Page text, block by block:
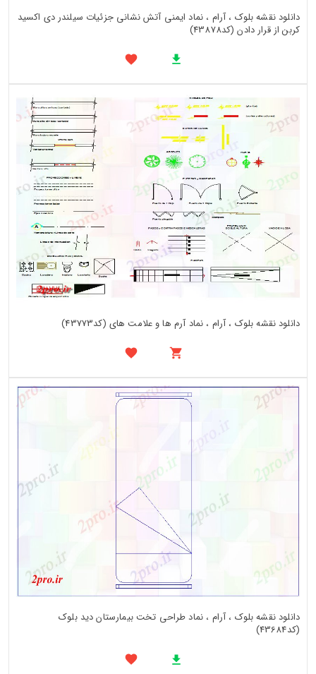
دانلود نقشه بلوک ، آرام ، نماد ایمنی آتش نشانی جزئیات سیلندر دی اکسید
کربن از قرار دادن (کد43878)
دانلود نقشه بلوک ، آرام ، نماد آرم ها و علامت های (کد43773)
دانلود نقشه بلوک ، آرام ، نماد طراحی تخت بیمارستان دید بلوک
(کد43684)